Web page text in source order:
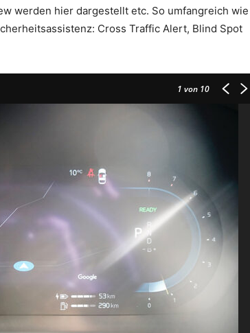
werden hier dargestellt etc. So umfangreich wie
Cross Traffic Alert, Blind Spot
1 von 10